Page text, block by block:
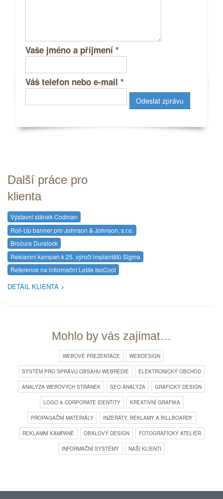
Vaše jméno a příjmení *
Váš telefon nebo e-mail *
Další práce pro
klienta
Výstavní stánek Codman
Roll-Up banner pro Johnson & Johnson, s.r.o.
Brožura Duralock
Reklamní kampaň k 25. výročí implantátů Sigma
Reference na informační Leták IsoCool
DETAIL KLIENTA
Mohlo by vás zajímat…
WEBOVÉ PREZENTACE WEBDESIGN
SYSTÉM PRO SPRÁVU OBSAHU WEBREDIE ELEKTRONICKÝ OBCHOD
ANALÝZA WEBOVÝCH STRÁNEK SEO ANALÝZA GRAFICKÝ DESIGN
LOGO & CORPORATE IDENTITY KREATIVNÍ GRAFIKA
PROPAGAČNÍ MATERIÁLY INZERÁTY, REKLAMY A BILLBOARDY
REKLAMNÍ KAMPANĚ OBALOVÝ DESIGN FOTOGRAFICKÝ ATELIÉR
INFORMAČNÍ SYSTÉMY NAŠI KLIENTI